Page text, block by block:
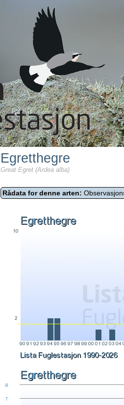
Egretthegre
Great Egret (Ardea alba)
Rådata for denne arten: